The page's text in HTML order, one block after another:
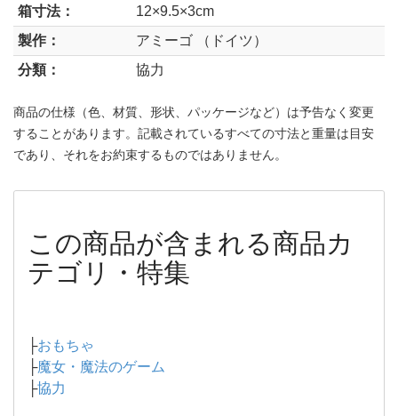
箱寸法：
12×9.5×3cm
製作：
アミーゴ （ドイツ）
分類：
協力
商品の仕様（色、材質、形状、パッケージなど）は予告なく変更
することがあります。記載されているすべての寸法と重量は目安
であり、それをお約束するものではありません。
この商品が含まれる商品カ
テゴリ・特集
├おもちゃ
├魔女・魔法のゲーム
├協力